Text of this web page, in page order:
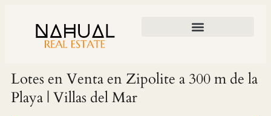
❯
Lotes en Venta en Zipolite a 300 m de la
Playa | Villas del Mar